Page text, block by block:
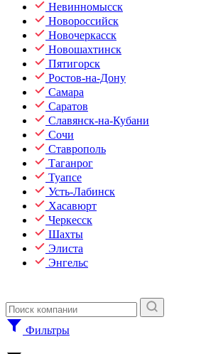
Невинномысск
Новороссийск
Новочеркасск
Новошахтинск
Пятигорск
Ростов-на-Дону
Самара
Саратов
Славянск-на-Кубани
Сочи
Ставрополь
Таганрог
Туапсе
Усть-Лабинск
Хасавюрт
Черкесск
Шахты
Элиста
Энгельс
Фильтры